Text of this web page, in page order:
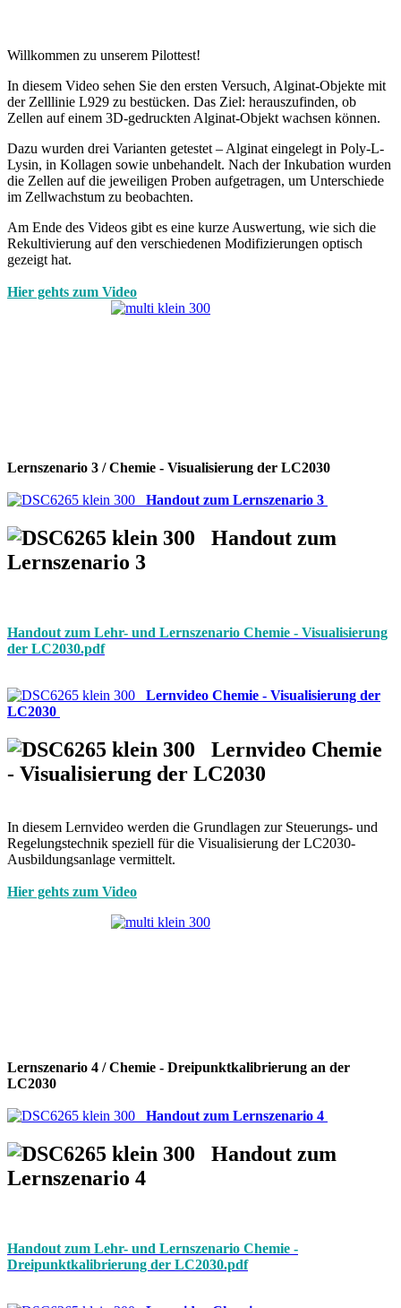
Willkommen zu unserem Pilottest!
In diesem Video sehen Sie den ersten Versuch, Alginat-Objekte mit
der Zelllinie L929 zu bestücken. Das Ziel: herauszufinden, ob
Zellen auf einem 3D-gedruckten Alginat-Objekt wachsen können.
Dazu wurden drei Varianten getestet – Alginat eingelegt in Poly-L-
Lysin, in Kollagen sowie unbehandelt. Nach der Inkubation wurden
die Zellen auf die jeweiligen Proben aufgetragen, um Unterschiede
im Zellwachstum zu beobachten.
Am Ende des Videos gibt es eine kurze Auswertung, wie sich die
Rekultivierung auf den verschiedenen Modifizierungen optisch
gezeigt hat.
Hier gehts zum Video
Lernszenario 3 / Chemie - Visualisierung der LC2030
Handout zum Lernszenario 3
Handout zum
Lernszenario 3
Handout zum Lehr- und Lernszenario Chemie - Visualisierung
der LC2030.pdf
Lernvideo Chemie - Visualisierung der
LC2030
Lernvideo Chemie
- Visualisierung der LC2030
In diesem Lernvideo werden die Grundlagen zur Steuerungs- und
Regelungstechnik speziell für die Visualisierung der LC2030-
Ausbildungsanlage vermittelt.
Hier gehts zum Video
Lernszenario 4 / Chemie - Dreipunktkalibrierung an der
LC2030
Handout zum Lernszenario 4
Handout zum
Lernszenario 4
Handout zum Lehr- und Lernszenario Chemie -
Dreipunktkalibrierung der LC2030.pdf